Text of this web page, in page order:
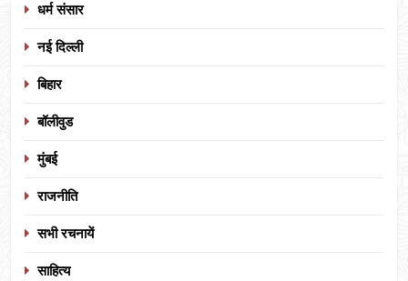
धर्म संसार
नई दिल्ली
बिहार
बॉलीवुड
मुंबई
राजनीति
सभी रचनायें
साहित्य